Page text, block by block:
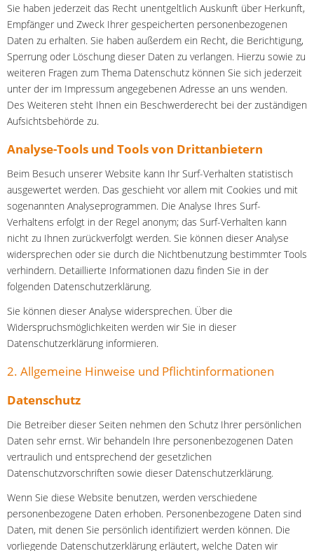
Sie haben jederzeit das Recht unentgeltlich Auskunft über Herkunft,
Empfänger und Zweck Ihrer gespeicherten personenbezogenen
Daten zu erhalten. Sie haben außerdem ein Recht, die Berichtigung,
Sperrung oder Löschung dieser Daten zu verlangen. Hierzu sowie zu
weiteren Fragen zum Thema Datenschutz können Sie sich jederzeit
unter der im Impressum angegebenen Adresse an uns wenden.
Des Weiteren steht Ihnen ein Beschwerderecht bei der zuständigen
Aufsichtsbehörde zu.
Analyse-Tools und Tools von Drittanbietern
Beim Besuch unserer Website kann Ihr Surf-Verhalten statistisch
ausgewertet werden. Das geschieht vor allem mit Cookies und mit
sogenannten Analyseprogrammen. Die Analyse Ihres Surf-
Verhaltens erfolgt in der Regel anonym; das Surf-Verhalten kann
nicht zu Ihnen zurückverfolgt werden. Sie können dieser Analyse
widersprechen oder sie durch die Nichtbenutzung bestimmter Tools
verhindern. Detaillierte Informationen dazu finden Sie in der
folgenden Datenschutzerklärung.
Sie können dieser Analyse widersprechen. Über die
Widerspruchsmöglichkeiten werden wir Sie in dieser
Datenschutzerklärung informieren.
2. Allgemeine Hinweise und Pflichtinformationen
Datenschutz
Die Betreiber dieser Seiten nehmen den Schutz Ihrer persönlichen
Daten sehr ernst. Wir behandeln Ihre personenbezogenen Daten
vertraulich und entsprechend der gesetzlichen
Datenschutzvorschriften sowie dieser Datenschutzerklärung.
Wenn Sie diese Website benutzen, werden verschiedene
personenbezogene Daten erhoben. Personenbezogene Daten sind
Daten, mit denen Sie persönlich identifiziert werden können. Die
vorliegende Datenschutzerklärung erläutert, welche Daten wir